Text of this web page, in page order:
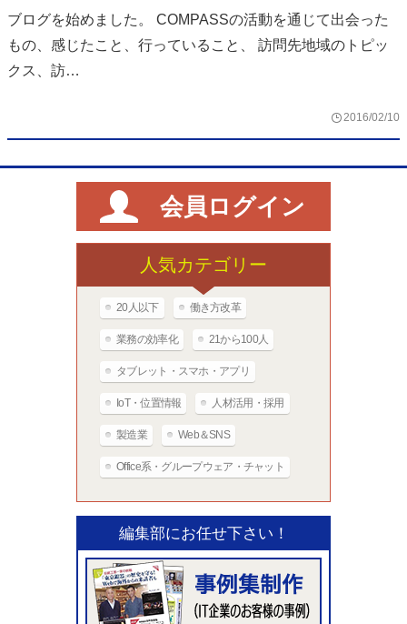
ブログを始めました。 COMPASSの活動を通じて出会った
もの、感じたこと、行っていること、 訪問先地域のトピッ
クス、訪…
2016/02/10
会員ログイン
人気カテゴリー
20人以下 働き方改革
業務の効率化 21から100人
タブレット・スマホ・アプリ
IoT・位置情報 人材活用・採用
製造業 Web＆SNS
Office系・グループウェア・チャット
編集部にお任せ下さい！